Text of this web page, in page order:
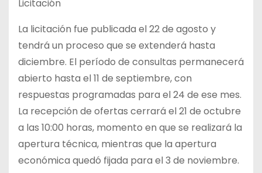
Licitación
La licitación fue publicada el 22 de agosto y
tendrá un proceso que se extenderá hasta
diciembre. El período de consultas permanecerá
abierto hasta el 11 de septiembre, con
respuestas programadas para el 24 de ese mes.
La recepción de ofertas cerrará el 21 de octubre
a las 10:00 horas, momento en que se realizará la
apertura técnica, mientras que la apertura
económica quedó fijada para el 3 de noviembre.